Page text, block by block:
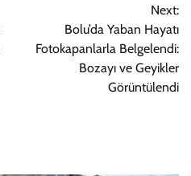
Next:
Bolu’da Yaban Hayatı
Fotokapanlarla Belgelendi:
Bozayı ve Geyikler
Görüntülendi